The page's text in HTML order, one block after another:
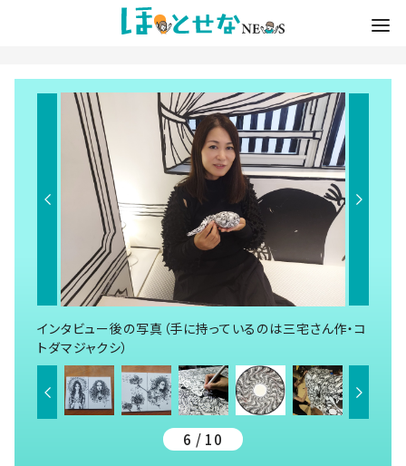
インタビュー後の写真（手に持っているのは三宅さん作・コ
トダマジャクシ）
6 / 10